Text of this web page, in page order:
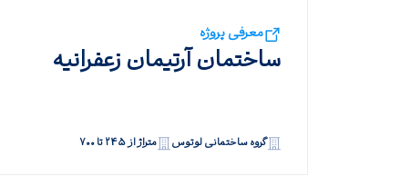
معرفی پروژه
ساختمان آرتیمان زعفرانیه
گروه ساختمانی لوتوس متراژ از ۲۴۵ تا ۷۰۰